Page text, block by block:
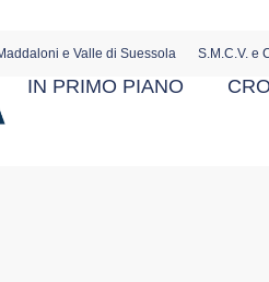
e Valle di Suessola S.M.C.V. e
IN PRIMO PIANO